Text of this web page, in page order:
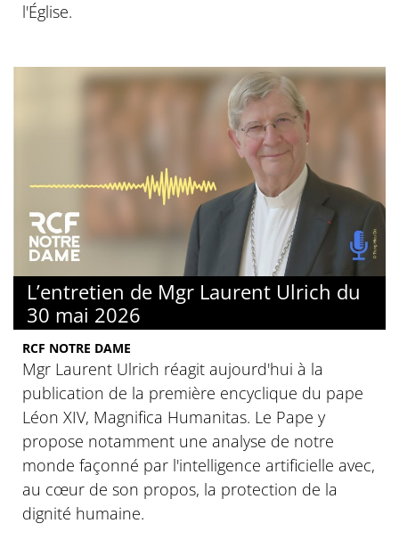
l'Église.
L’entretien de Mgr Laurent Ulrich du
30 mai 2026
RCF NOTRE DAME
Mgr Laurent Ulrich réagit aujourd'hui à la
publication de la première encyclique du pape
Léon XIV, Magnifica Humanitas. Le Pape y
propose notamment une analyse de notre
monde façonné par l'intelligence artificielle avec,
au cœur de son propos, la protection de la
dignité humaine.